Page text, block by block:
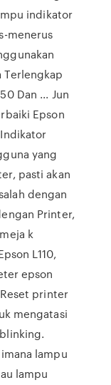
indikator
menerus
Terlengkap
Dan ... Jun
Epson
Indikator
yang
pasti akan
dengan
Printer,
k
L110,
epson
Reset printer
mengatasi
lampu
lampu